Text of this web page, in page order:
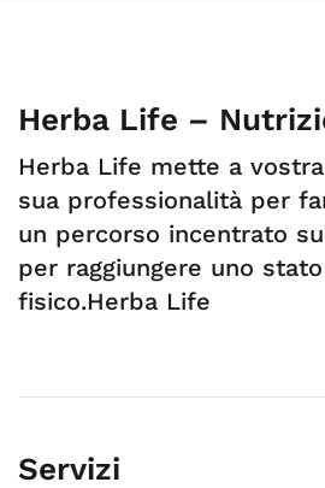
Herba Life –
Herba Life mette a
sua professionalità per
un percorso incentrato
per raggiungere uno
fisico.Herba Life
Servizi